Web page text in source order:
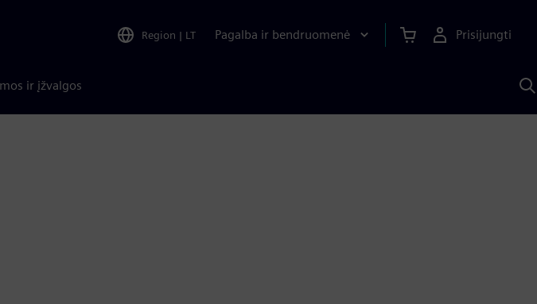
Region | LT Pagalba ir bendruomenė Prisijungti
ir įžvalgos